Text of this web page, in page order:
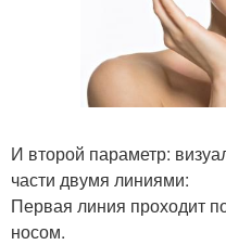
И второй параметр:
части двумя линиями:
Первая линия проходит
носом.